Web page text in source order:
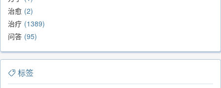
治愈 2
治疗 1389
问答 95
标签